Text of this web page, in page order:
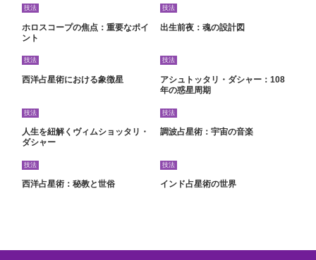
技法
ホロスコープの焦点：重要なポイ
ント
技法
出生前夜：魂の設計図
技法
西洋占星術における象徴星
技法
アシュトッタリ・ダシャー：108
年の惑星周期
技法
人生を紐解くヴィムショッタリ・
ダシャー
技法
調波占星術：宇宙の音楽
技法
西洋占星術：秘教と世俗
技法
インド占星術の世界